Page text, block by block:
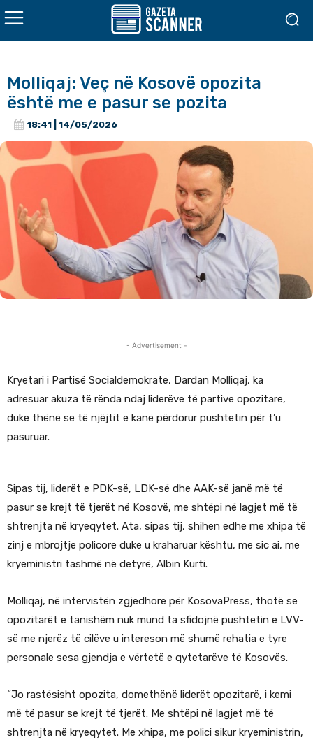
Molliqaj: Veç në Kosovë opozita
është me e pasur se pozita
18:41 | 14/05/2026
- Advertisement -
Kryetari i Partisë Socialdemokrate, Dardan Molliqaj, ka
adresuar akuza të rënda ndaj liderëve të partive opozitare,
duke thënë se të njëjtit e kanë përdorur pushtetin për t’u
pasuruar.
Sipas tij, liderët e PDK-së, LDK-së dhe AAK-së janë më të
pasur se krejt të tjerët në Kosovë, me shtëpi në lagjet më të
shtrenjta në kryeqytet. Ata, sipas tij, shihen edhe me xhipa të
zinj e mbrojtje policore duke u kraharuar kështu, me sic ai, me
kryeministri tashmë në detyrë, Albin Kurti.
Molliqaj, në intervistën zgjedhore për KosovaPress, thotë se
opozitarët e tanishëm nuk mund ta sfidojnë pushtetin e LVV-
së me njerëz të cilëve u intereson më shumë rehatia e tyre
personale sesa gjendja e vërtetë e qytetarëve të Kosovës.
“Jo rastësisht opozita, domethënë liderët opozitarë, i kemi
më të pasur se krejt të tjerët. Me shtëpi në lagjet më të
shtrenjta në kryeqytet. Me xhipa, me polici sikur kryeministrin,